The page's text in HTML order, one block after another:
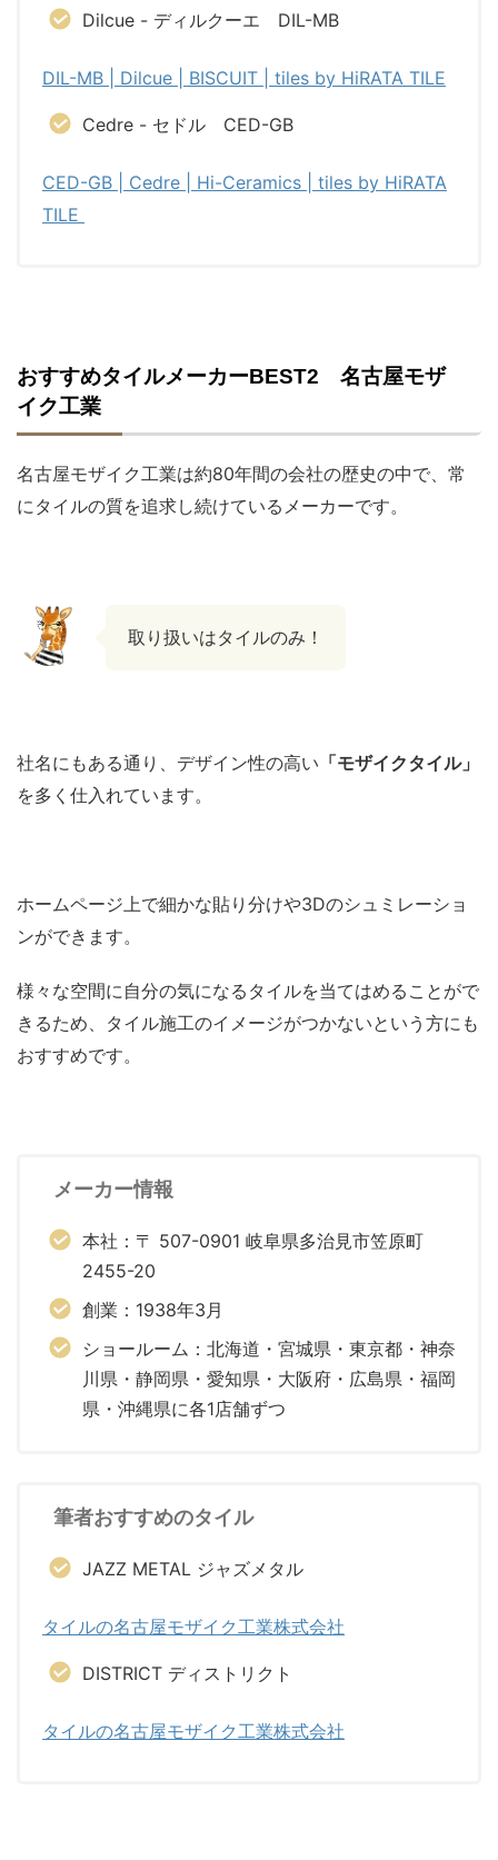
Dilcue - ディルクーエ DIL-MB
DIL-MB | Dilcue | BISCUIT | tiles by HiRATA TILE
Cedre - セドル CED-GB
CED-GB | Cedre | Hi-Ceramics | tiles by HiRATA
TILE
おすすめタイルメーカーBEST2 名古屋モザ
イク工業
名古屋モザイク工業は約80年間の会社の歴史の中で、常
にタイルの質を追求し続けているメーカーです。
取り扱いはタイルのみ！
社名にもある通り、デザイン性の高い 「モザイクタイル」
を多く仕入れています。
ホームページ上で細かな貼り分けや3Dのシュミレーショ
ンができます。
様々な空間に自分の気になるタイルを当てはめることがで
きるため、タイル施工のイメージがつかないという方にも
おすすめです。
メーカー情報
本社：〒 507-0901 岐阜県多治見市笠原町
2455-20
創業：1938年3月
ショールーム：北海道・宮城県・東京都・神奈
川県・静岡県・愛知県・大阪府・広島県・福岡
県・沖縄県に各1店舗ずつ
筆者おすすめのタイル
JAZZ METAL ジャズメタル
タイルの名古屋モザイク工業株式会社
DISTRICT ディストリクト
タイルの名古屋モザイク工業株式会社